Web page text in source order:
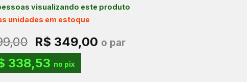
visualizando este produto
unidades em estoque
O
preço
original
era:
R$ 349,00 O
o par
338,53 no pix